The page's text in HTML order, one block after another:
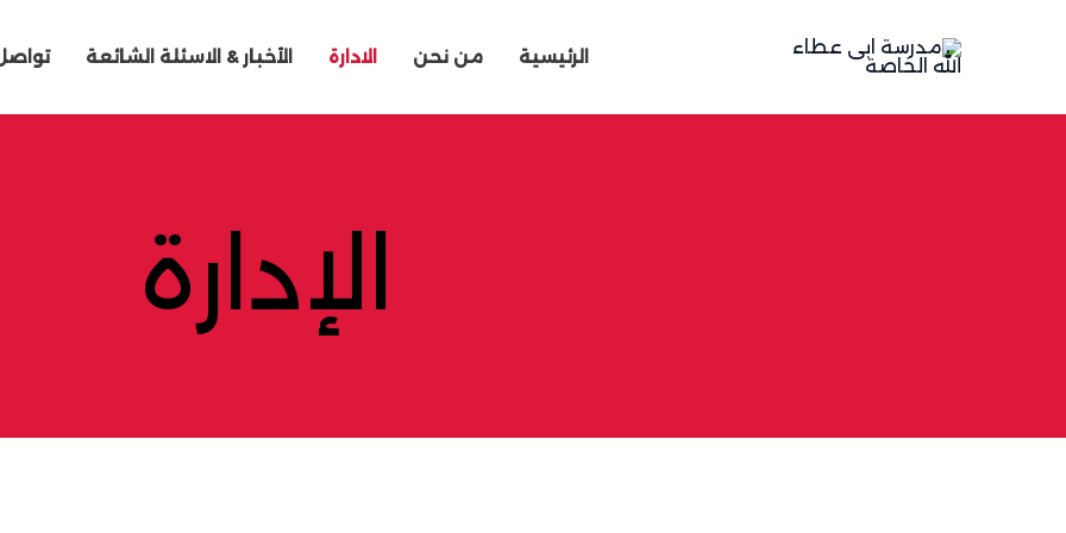
الرئيسية من نحن الادارة الأخبار & الاسئلة الشائعة
الإدارة